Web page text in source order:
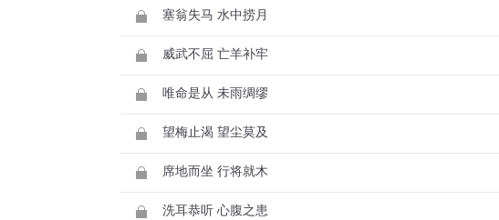
塞翁失马 水中捞月
威武不屈 亡羊补牢
唯命是从 未雨绸缪
望梅止渴 望尘莫及
席地而坐 行将就木
洗耳恭听 心腹之患